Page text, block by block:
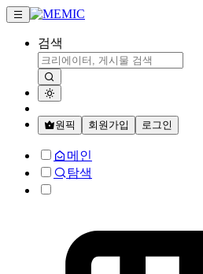
검색
원픽 회원가입 로그인
메인
탐색